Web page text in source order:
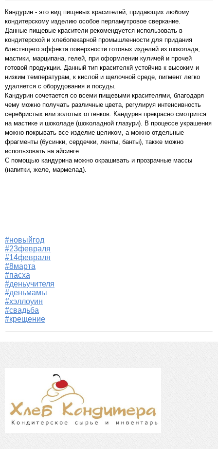
Кандурин - это вид пищевых красителей, придающих любому
кондитерскому изделию особое перламутровое сверкание.
Данные пищевые красители рекомендуется использовать в
кондитерской и хлебопекарной промышленности для придания
блестящего эффекта поверхности готовых изделий из шоколада,
мастики, марципана, гелей, при оформлении куличей и прочей
готовой продукции. Данный тип красителкй устойчив к высоким и
низким температурам, к кислой и щелочной среде, пигмент легко
удаляется с оборудования и посуды.
Кандурин сочетается со всеми пищевыми красителями, благодаря
чему можно получать различные цвета, регулируя интенсивность
серебристых или золотых оттенков. Кандурин прекрасно смотрится
на мастике и шоколаде (шоколадной глазури). В процессе украшения
можно покрывать все изделие целиком, а можно отдельные
фрагменты (бусинки, сердечки, ленты, банты), также можно
использовать на айсинге.
С помощью кандурина можно окрашивать и прозрачные массы
(напитки, желе, мармелад).
#новыйгод
#23февраля
#14февраля
#8марта
#пасха
#деньучителя
#деньмамы
#хэллоуин
#свадьба
#крещение